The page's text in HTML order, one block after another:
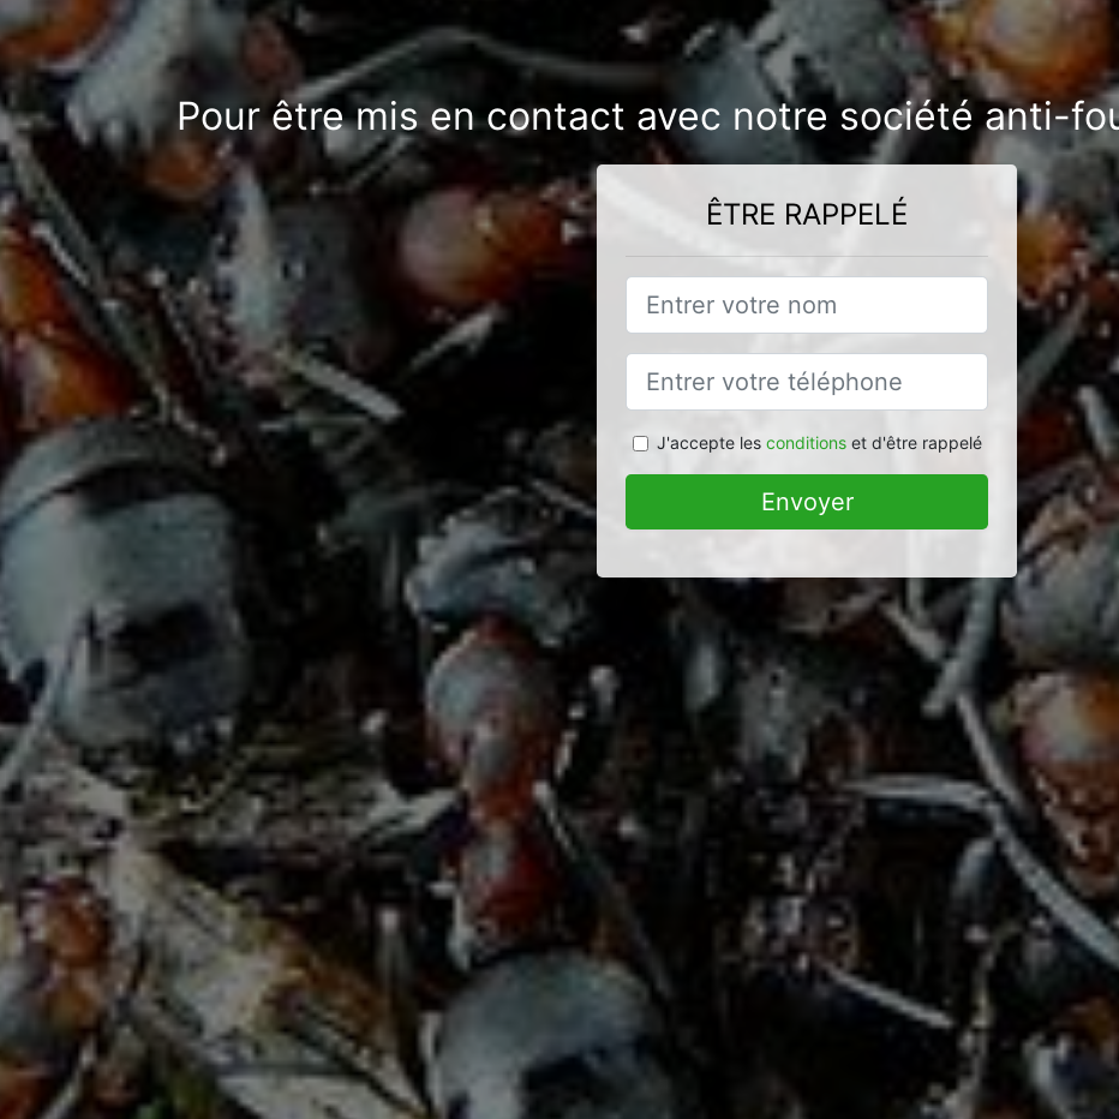
Pour être mis en contact avec notre société anti-
ÊTRE RAPPELÉ
J'accepte les conditionset d'être rappelé
Envoyer